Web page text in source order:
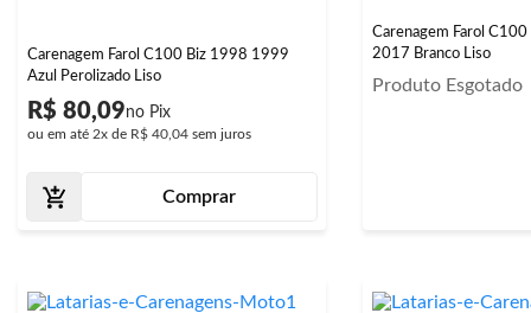
Carenagem Farol C100 Biz 1998 1999
Azul Perolizado Liso
R$ 80,09
ou em até 2x de R$ 40,04 sem juros
Comprar
Carenagem Farol
2017 Branco Liso
Produto Esgotado